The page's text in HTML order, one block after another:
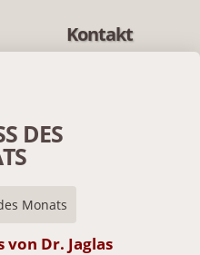
Kontakt
DES
Dr. Jaglas